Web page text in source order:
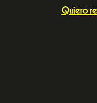
Quiero